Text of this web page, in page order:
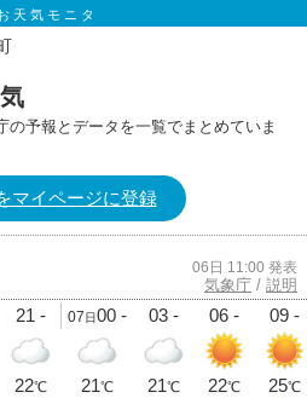
天気モニタ
の予報とデータを一覧でまとめていま
マイページに登録
06日 11:00 発表
気象庁 / 説明
21 - 07日00 - 03 - 06 -
09 -
22℃ 21℃ 21℃ 22℃ 25℃